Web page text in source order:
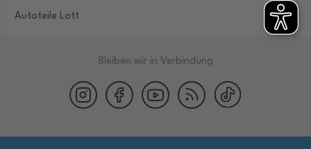
Autoteile Lott
Bleiben wir in Verbindung